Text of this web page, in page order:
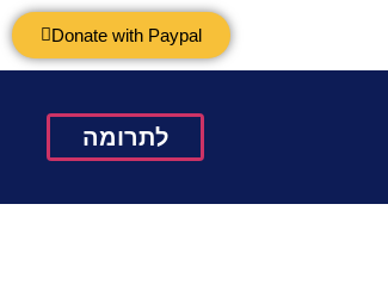
Donate with Paypal
לתרומה